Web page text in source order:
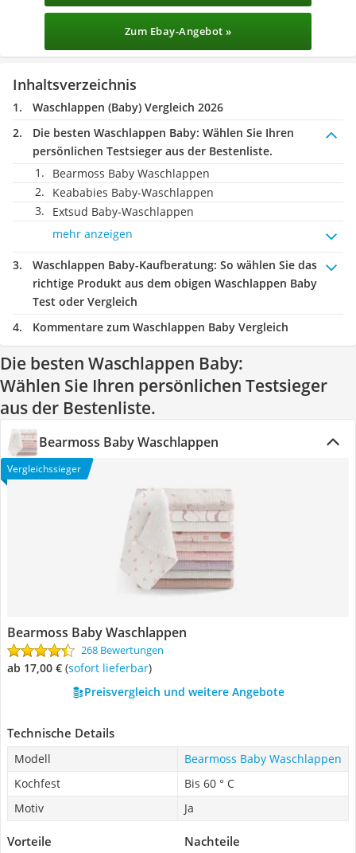
Zum Ebay-Angebot »
Inhaltsverzeichnis
Waschlappen (Baby) Vergleich 2026
Die besten Waschlappen Baby: Wählen Sie Ihren
persönlichen Testsieger aus der Bestenliste.
Bearmoss Baby Waschlappen
Keababies Baby-Waschlappen
Extsud Baby-Waschlappen
mehr anzeigen
Waschlappen Baby-Kaufberatung: So wählen Sie das
richtige Produkt aus dem obigen Waschlappen Baby
Test oder Vergleich
Kommentare zum Waschlappen Baby Vergleich
Die besten Waschlappen Baby:
Wählen Sie Ihren persönlichen Testsieger
aus der Bestenliste.
Bearmoss Baby Waschlappen
Vergleichssieger
Bearmoss Baby Waschlappen
268 Bewertungen
ab 17,00 € ( Sofort lieferbar)
Preisvergleich und weitere Angebote
Technische Details
Modell
Bearmoss Baby Waschlappen
Kochfest
Bis 60 ° C
Motiv
Ja
Vorteile Nachteile